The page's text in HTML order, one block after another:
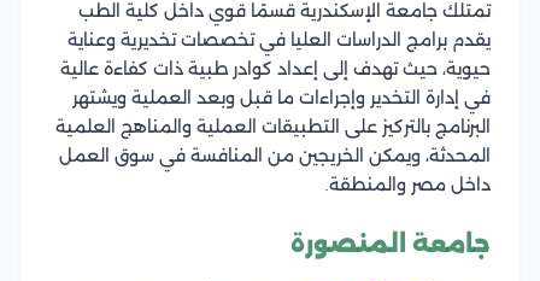
تمتلك جامعة الإسكندرية قسمًا قوي داخل كلية الطب
يقدم برامج الدراسات العليا في تخصصات تخديرية وعناية
حيوية، حيث تهدف إلى إعداد كوادر طبية ذات كفاءة عالية
في إدارة التخدير وإجراءات ما قبل وبعد العملية ويشتهر
البرنامج بالتركيز على التطبيقات العملية والمناهج العلمية
المحدثة، ويمكن الخريجين من المنافسة في سوق العمل
داخل مصر والمنطقة.
جامعة المنصورة